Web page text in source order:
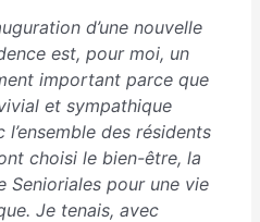
d’une nouvelle
est, pour moi, un
important parce que
et sympathique
l’ensemble des résidents
choisi le bien-être, la
Senioriales pour une vie
Je tenais, avec